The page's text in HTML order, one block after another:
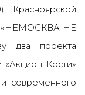
Красноярской
«НЕМОСКВА НЕ
два проекта
Кости»
современного